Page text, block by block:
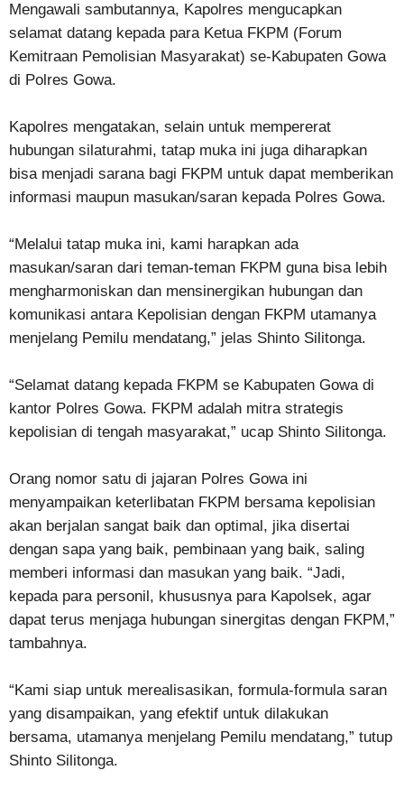
Mengawali sambutannya, Kapolres mengucapkan
selamat datang kepada para Ketua FKPM (Forum
Kemitraan Pemolisian Masyarakat) se-Kabupaten Gowa
di Polres Gowa.
Kapolres mengatakan, selain untuk mempererat
hubungan silaturahmi, tatap muka ini juga diharapkan
bisa menjadi sarana bagi FKPM untuk dapat memberikan
informasi maupun masukan/saran kepada Polres Gowa.
“Melalui tatap muka ini, kami harapkan ada
masukan/saran dari teman-teman FKPM guna bisa lebih
mengharmoniskan dan mensinergikan hubungan dan
komunikasi antara Kepolisian dengan FKPM utamanya
menjelang Pemilu mendatang,” jelas Shinto Silitonga.
“Selamat datang kepada FKPM se Kabupaten Gowa di
kantor Polres Gowa. FKPM adalah mitra strategis
kepolisian di tengah masyarakat,” ucap Shinto Silitonga.
Orang nomor satu di jajaran Polres Gowa ini
menyampaikan keterlibatan FKPM bersama kepolisian
akan berjalan sangat baik dan optimal, jika disertai
dengan sapa yang baik, pembinaan yang baik, saling
memberi informasi dan masukan yang baik. “Jadi,
kepada para personil, khususnya para Kapolsek, agar
dapat terus menjaga hubungan sinergitas dengan FKPM,”
tambahnya.
“Kami siap untuk merealisasikan, formula-formula saran
yang disampaikan, yang efektif untuk dilakukan
bersama, utamanya menjelang Pemilu mendatang,” tutup
Shinto Silitonga.